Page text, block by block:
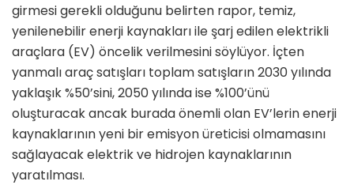
girmesi gerekli olduğunu belirten rapor, temiz,
yenilenebilir enerji kaynakları ile şarj edilen elektrikli
araçlara (EV) öncelik verilmesini söylüyor. İçten
yanmalı araç satışları toplam satışların 2030 yılında
yaklaşık %50’sini, 2050 yılında ise %100’ünü
oluşturacak ancak burada önemli olan EV’lerin enerji
kaynaklarının yeni bir emisyon üreticisi olmamasını
sağlayacak elektrik ve hidrojen kaynaklarının
yaratılması.